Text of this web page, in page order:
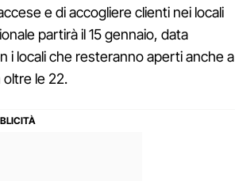
e di accogliere clienti nei locali
partirà il 15 gennaio, data
i locali che resteranno aperti anche a
oltre le 22.